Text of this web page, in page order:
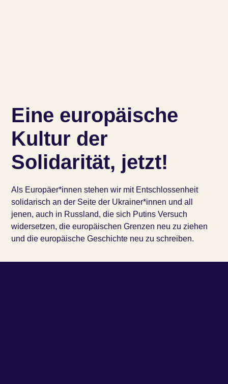
Eine europäische
Kultur der
Solidarität, jetzt!
Als Europäer*innen stehen wir mit Entschlossenheit
solidarisch an der Seite der Ukrainer*innen und all
jenen, auch in Russland, die sich Putins Versuch
widersetzen, die europäischen Grenzen neu zu ziehen
und die europäische Geschichte neu zu schreiben.